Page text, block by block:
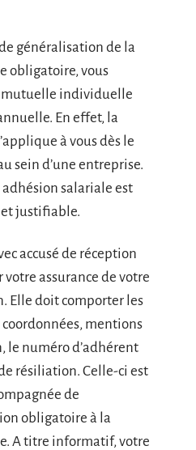
généralisation de la
obligatoire, vous
mutuelle individuelle
En effet, la
à vous dès le
sein d’une entreprise.
salariale est
justifiable.
accusé de réception
assurance de votre
Elle doit comporter les
mentions
le numéro d’adhérent
résiliation. Celle-ci est
de
obligatoire à la
A titre informatif, votre